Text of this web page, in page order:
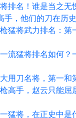
排名！谁是当之无
手，他们的刀在历
猛将武力排名：
流猛将排名如何？
用刀名将，第一和
高手，赵云只能屈
猛将，在正史中